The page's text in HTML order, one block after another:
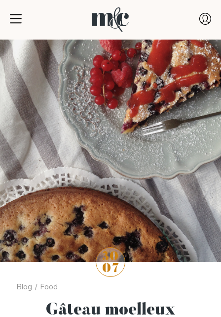
30
07
Blog / Food
Gâteau moelleux